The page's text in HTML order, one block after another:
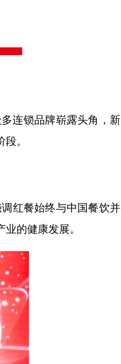
连锁品牌崭露头角，新
。
红餐始终与中国餐饮并
的健康发展。